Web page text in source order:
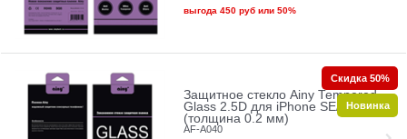
выгода 450 рубили 50%
Защитное стекло Ainy Tempered
Glass 2.5D для iPhone SE/5/5c/5s
(толщина 0.2 мм)
AF-A040
Скидка 50%
Новинка